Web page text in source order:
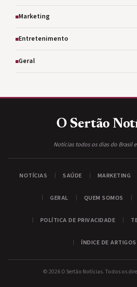
Marketing
Entretenimento
Geral
O Sertão
Notícias todos os dias do Brasil
NOTÍCIAS SAÚDE MARKETING
GERAL QUEM SOMOS
POLÍTICA DE PRIVACIDADE
ÍNDICE DE ARTIGOS
© 2026 O Sertão Notícias. Todos os